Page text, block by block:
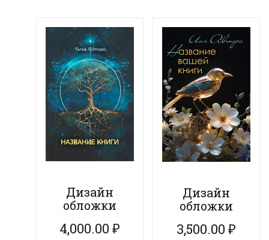
Дизайн
обложки
4,000.00₽
Дизайн
обложки
3,500.00 ₽